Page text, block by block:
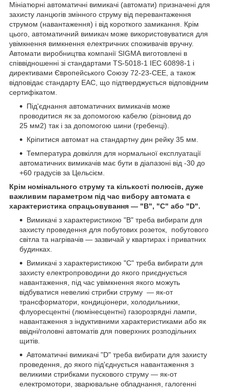
Мініатюрні автоматичні вимикачі (автомати) призначені для
захисту ланцюгів змінного струму від перевантаження
струмом (навантаження) і від короткого замикання. Крім
цього, автоматичний вимикач може використовуватися для
увімкнення вимкнення електричних споживачів вручну.
Автомати виробництва компанії SIGMA виготовлені в
співвідношенні зі стандартами TS-5018-1 IEC 60898-1 і
директивами Європейського Союзу 72-23-CEE, а також
відповідає стандарту EAC, що підтверджується відповідним
сертифікатом.
Під'єднання автоматичних вимикачів може
проводитися як за допомогою кабелю (різновид до
25 мм2) так і за допомогою шини (гребенці).
Кріпитися автомат на стандартну дин рейку 35 мм.
Температура довкілля для нормальної експлуатації
автоматичних вимикачів має бути в діапазоні від -30 до
+60 градусів за Цельсієм.
Крім номінального струму та кількості полюсів, дуже
важливим параметром під час вибору автомата є
характеристика спрацьовування — "В", "С" або "D".
Вимикачі з характеристикою "B" треба вибирати для
захисту проведення для побутових розеток, побутового
світла та нагрівачів — зазвичай у квартирах і приватних
будинках.
Вимикачі з характеристикою "C" треба вибирати для
захисту електропроводини до якого приєднується
навантаження, під час увімкнення якого можуть
відбуватися невеликі стрибки струму — як-от
трансформатори, кондиціонери, холодильники,
флуоресцентні (люмінесцентні) газорозрядні лампи,
навантаження з індуктивними характеристиками або як
ввідні/головні автоматів для поверхних розподільних
щитів.
Автоматичні вимикачі "D" треба вибирати для захисту
проведення, до якого під'єднується навантаження з
великими стрибками пускового струму — як-от
електромотори, зварювальне обладнання, галогенні